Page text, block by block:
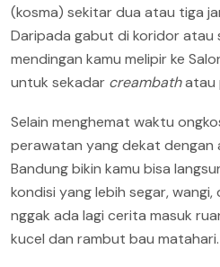
(kosma) sekitar dua atau tiga
Daripada gabut di koridor atau
mendingan kamu melipir ke
untuk sekadar creambathatau
Selain menghemat waktu
perawatan yang dekat dengan
Bandung bikin kamu bisa
kondisi yang lebih segar, wangi,
nggak ada lagi cerita masuk
kucel dan rambut bau matahari.